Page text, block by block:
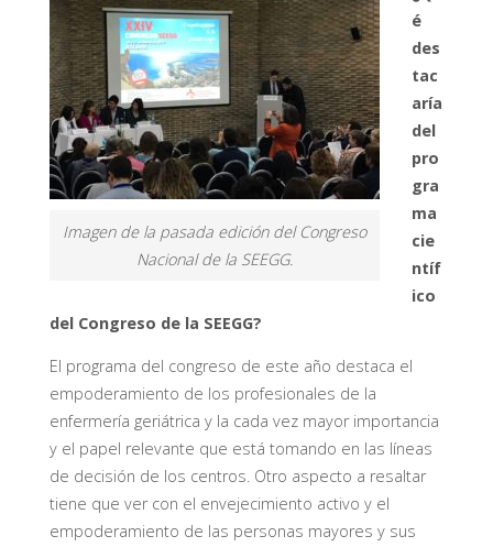
Imagen de la pasada edición del Congreso
Nacional de la SEEGG.
é
des
tac
aría
del
pro
gra
ma
cie
ntíf
ico
del Congreso de la SEEGG?
El programa del congreso de este año destaca el
empoderamiento de los profesionales de la
enfermería geriátrica y la cada vez mayor importancia
y el papel relevante que está tomando en las líneas
de decisión de los centros. Otro aspecto a resaltar
tiene que ver con el envejecimiento activo y el
empoderamiento de las personas mayores y sus